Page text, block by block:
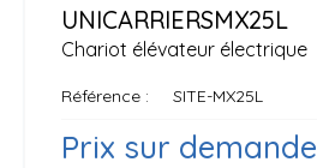
Chariot élévateur électrique
UNICARRIERSMX25L
Référence SITE-MX25L
Prix sur demande